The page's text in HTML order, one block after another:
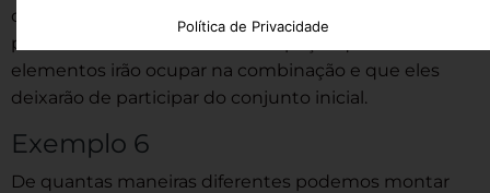
conjunto participe da combinação. Para isso,
precisamos desconsiderar o “espaço” que esses
elementos irão ocupar na combinação e que eles
deixarão de participar do conjunto inicial.
Exemplo 6
De quantas maneiras diferentes podemos montar
Política de Privacidade